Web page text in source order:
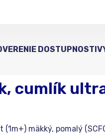
DOSTUPNOSTI
cumlík
mäkký, pomalý